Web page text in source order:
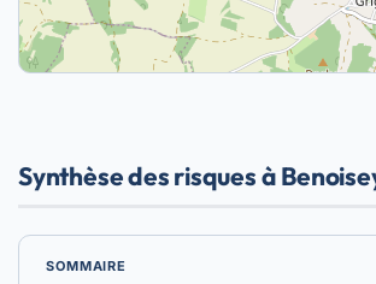
Synthèse des risques à
SOMMAIRE